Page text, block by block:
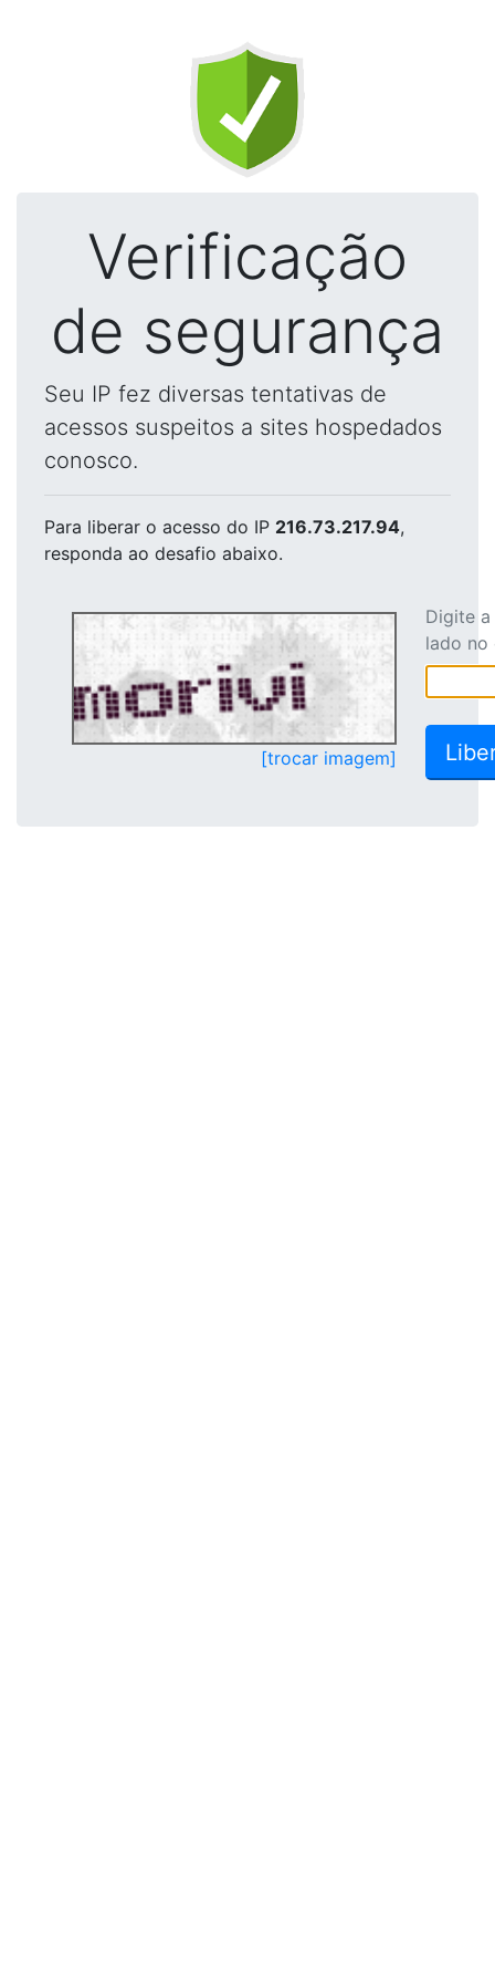
Verificação
de segurança
Seu IP fez diversas tentativas de
acessos suspeitos a sites hospedados
conosco.
Para liberar o acesso do IP 216.73.217.94,
responda ao desafio abaixo.
[trocar imagem]
Digite
lado no